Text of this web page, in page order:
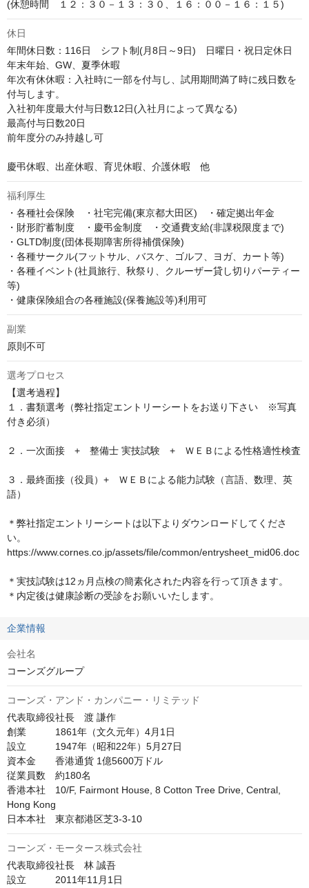
(休憩時間　１２：３０－１３：３０、１６：００－１６：１５)
休日
年間休日数：116日　シフト制(月8日～9日)　日曜日・祝日定休日
年末年始、GW、夏季休暇
年次有休休暇：入社時に一部を付与し、試用期間満了時に残日数を
付与します。
入社初年度最大付与日数12日(入社月によって異なる)
最高付与日数20日
前年度分のみ持越し可
慶弔休暇、出産休暇、育児休暇、介護休暇　他
福利厚生
・各種社会保険　・社宅完備(東京都大田区)　・確定拠出年金
・財形貯蓄制度　・慶弔金制度　・交通費支給(非課税限度まで)
・GLTD制度(団体長期障害所得補償保険)
・各種サークル(フットサル、バスケ、ゴルフ、ヨガ、カート等)
・各種イベント(社員旅行、秋祭り、クルーザー貸し切りパーティー
等)
・健康保険組合の各種施設(保養施設等)利用可
副業
原則不可
選考プロセス
【選考過程】
１．書類選考（弊社指定エントリーシートをお送り下さい　※写真
付き必須）
２．一次面接　+　整備士 実技試験　+　ＷＥＢによる性格適性検査
３．最終面接（役員）+　ＷＥＢによる能力試験（言語、数理、英
語）
＊弊社指定エントリーシートは以下よりダウンロードしてくださ
い。
https://www.cornes.co.jp/assets/file/common/entrysheet_mid06.doc
＊実技試験は12ヵ月点検の簡素化された内容を行って頂きます。
＊内定後は健康診断の受診をお願いいたします。
企業情報
会社名
コーンズグループ
コーンズ・アンド・カンパニー・リミテッド
代表取締役社長　渡 謙作
創業　　　1861年（文久元年）4月1日
設立　　　1947年（昭和22年）5月27日
資本金　　香港通貨 1億5600万ドル
従業員数　約180名
香港本社　10/F, Fairmont House, 8 Cotton Tree Drive, Central,
Hong Kong
日本本社　東京都港区芝3-3-10
コーンズ・モータース株式会社
代表取締役社長　林 誠吾
設立　　　2011年11月1日